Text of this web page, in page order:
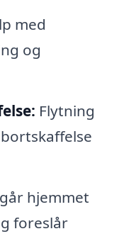
med
og
Flytning
hjemmet
foreslår